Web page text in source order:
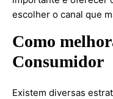
escolher o canal que
Como
Consumidor
Existem diversas